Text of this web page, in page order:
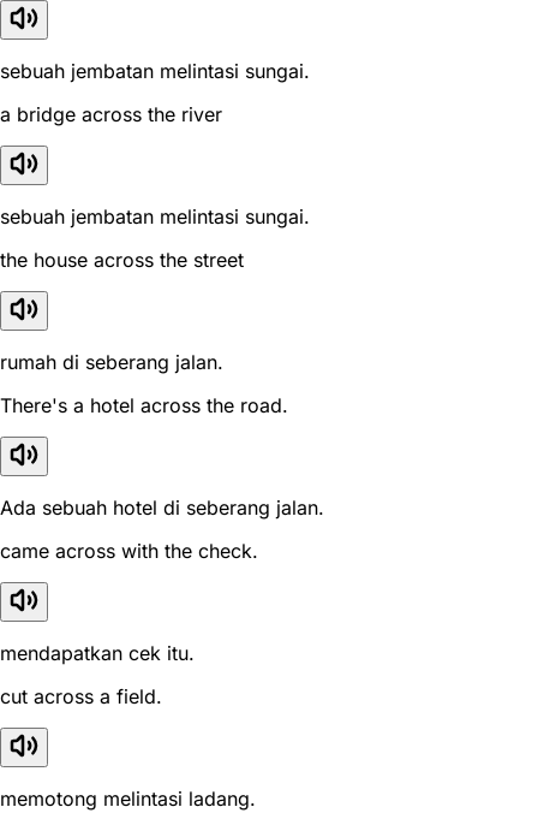
sebuah jembatan melintasi sungai.
a bridge across the river
sebuah jembatan melintasi sungai.
the house across the street
rumah di seberang jalan.
There's a hotel across the road.
Ada sebuah hotel di seberang jalan.
came across with the check.
mendapatkan cek itu.
cut across a field.
memotong melintasi ladang.